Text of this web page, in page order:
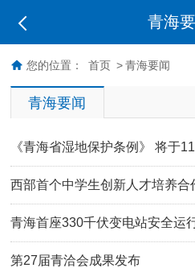
青海
您的位置： 首页 > 青海要闻
青海要闻
《青海省湿地保护条例》 将于
西部首个中学生创新人才培养合
青海首座330千伏变电站安全运
第27届青洽会成果发布